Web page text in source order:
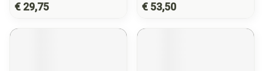
€ 29,75 € 53,50